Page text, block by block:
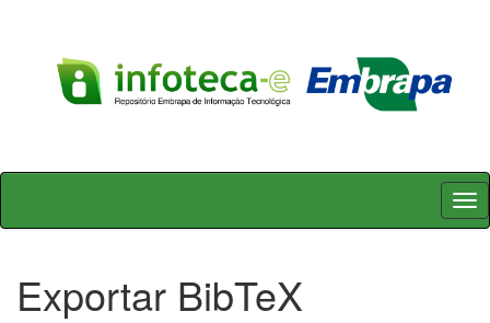
Skip
Exportar BibTeX